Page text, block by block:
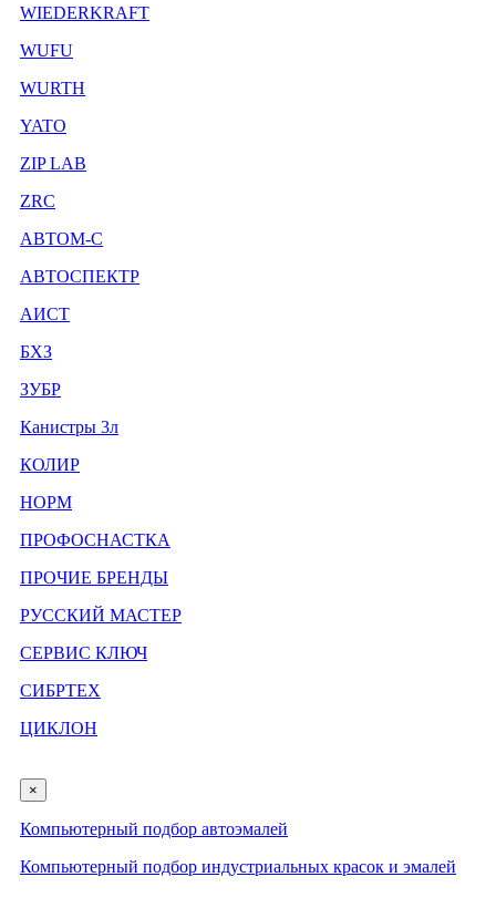
WIEDERKRAFT
WUFU
WURTH
YATO
ZIP LAB
ZRC
АВТОМ-С
АВТОСПЕКТР
АИСТ
БХЗ
ЗУБР
Канистры 3л
КОЛИР
НОРМ
ПРОФОСНАСТКА
ПРОЧИЕ БРЕНДЫ
РУССКИЙ МАСТЕР
СЕРВИС КЛЮЧ
СИБРТЕХ
ЦИКЛОН
×
Компьютерный подбор автоэмалей
Компьютерный подбор индустриальных красок и эмалей